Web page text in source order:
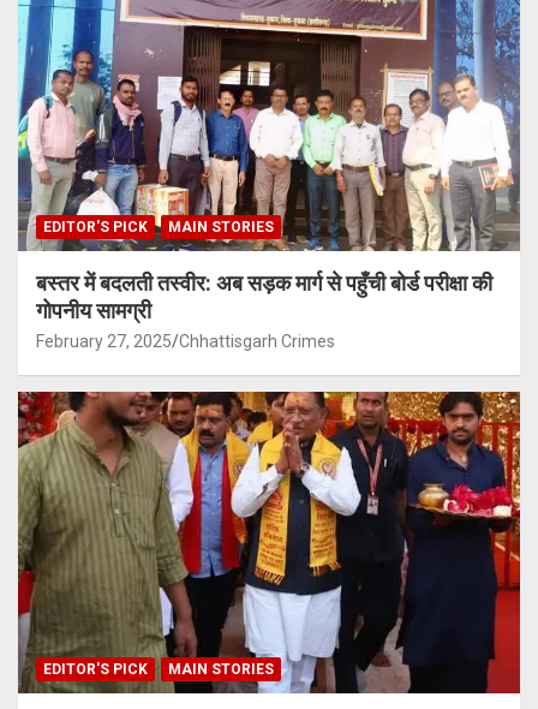
EDITOR'S PICK MAIN STORIES
बस्तर में बदलती तस्वीर: अब सड़क मार्ग से पहुँची बोर्ड परीक्षा की
गोपनीय सामग्री
February 27, 2025 Chhattisgarh Crimes
EDITOR'S PICK MAIN STORIES